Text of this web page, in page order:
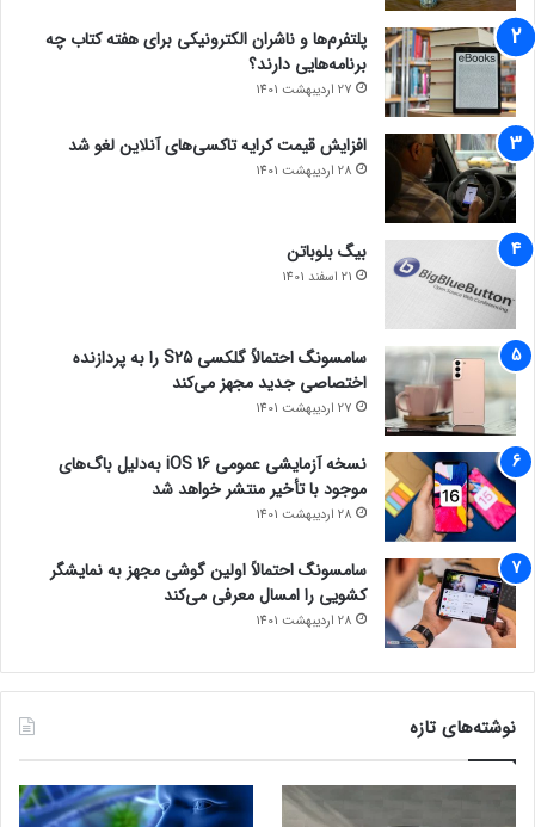
پلتفرم‌ها و ناشران الکترونیکی برای هفته کتاب چه
برنامه‌هایی دارند؟
27 اردیبهشت 1401
افزایش قیمت کرایه تاکسی‌های آنلاین لغو شد
28 اردیبهشت 1401
بیگ بلوباتن
21 اسفند 1401
سامسونگ احتمالاً گلکسی S25 را به پردازنده
اختصاصی جدید مجهز می‌کند
27 اردیبهشت 1401
نسخه آزمایشی عمومی iOS 16 به‌دلیل باگ‌های
موجود با تأخیر منتشر خواهد شد
28 اردیبهشت 1401
سامسونگ احتمالاً اولین گوشی مجهز به نمایشگر
کشویی را امسال معرفی می‌کند
28 اردیبهشت 1401
نوشته‌های تازه